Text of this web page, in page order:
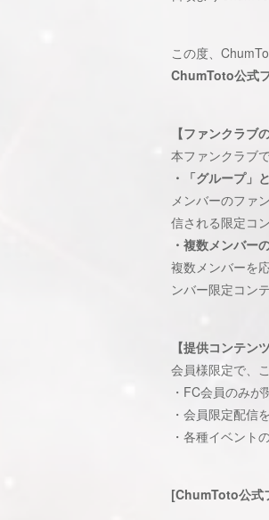
この度、
ChumToto公式
【ファンクラブ
本ファンクラブ
・「グループ」
メンバーのファ
信される限定コ
・複数メンバー
複数メンバーを
ンバー限定コン
【提供コンテン
会員様限定で、
・FC会員のみ
・会員限定配信
・各種イベント
[ChumToto公式